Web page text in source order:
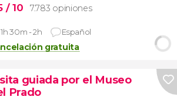
/ 10 7.783 opiniones
1h 30m - 2h Español
gratuita
guiada por el Museo
Prado